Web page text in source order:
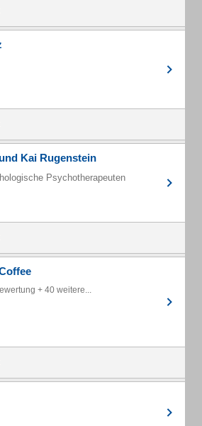
Kai Rugenstein
Psychotherapeuten
+ 40 weitere...